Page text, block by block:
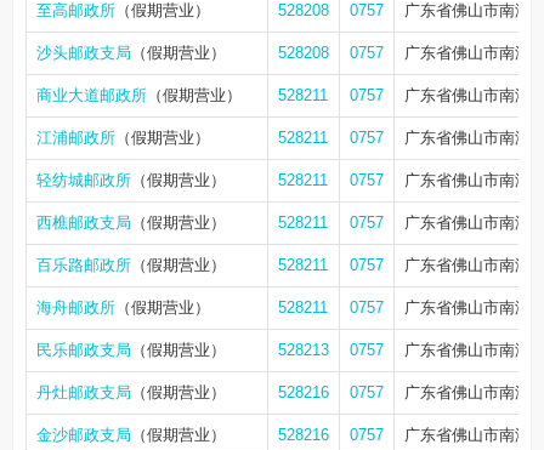
至高邮政所 （假期营业） 528208 0757 广东省佛山市南海
沙头邮政支局 （假期营业） 528208 0757 广东省佛山市南海
商业大道邮政所 （假期营业） 528211 0757 广东省佛山市南海
江浦邮政所 （假期营业） 528211 0757 广东省佛山市南海
轻纺城邮政所 （假期营业） 528211 0757 广东省佛山市南海
西樵邮政支局 （假期营业） 528211 0757 广东省佛山市南海
百乐路邮政所 （假期营业） 528211 0757 广东省佛山市南海
海舟邮政所 （假期营业） 528211 0757 广东省佛山市南海
民乐邮政支局 （假期营业） 528213 0757 广东省佛山市南海
丹灶邮政支局 （假期营业） 528216 0757 广东省佛山市南海
金沙邮政支局 （假期营业） 528216 0757 广东省佛山市南海